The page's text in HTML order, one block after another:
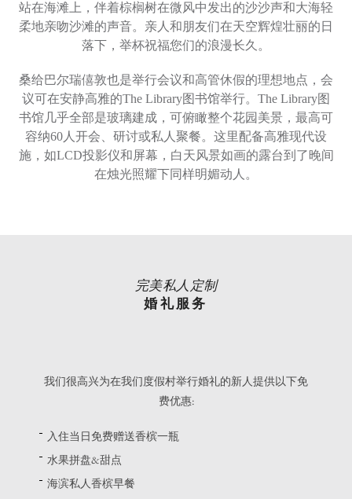
站在海滩上，伴着棕榈树在微风中发出的沙沙声和大海轻
柔地亲吻沙滩的声音。亲人和朋友们在天空辉煌壮丽的日
落下，举杯祝福您们的浪漫长久。
桑给巴尔瑞僖敦也是举行会议和高管休假的理想地点，会
议可在安静高雅的The Library图书馆举行。The Library图
书馆几乎全部是玻璃建成，可俯瞰整个花园美景，最高可
容纳60人开会、研讨或私人聚餐。这里配备高雅现代设
施，如LCD投影仪和屏幕，白天风景如画的露台到了晚间
在烛光照耀下同样明媚动人。
完美私人定制
婚礼服务
我们很高兴为在我们度假村举行婚礼的新人提供以下免
费优惠:
入住当日免费赠送香槟一瓶
水果拼盘&甜点
海滨私人香槟早餐